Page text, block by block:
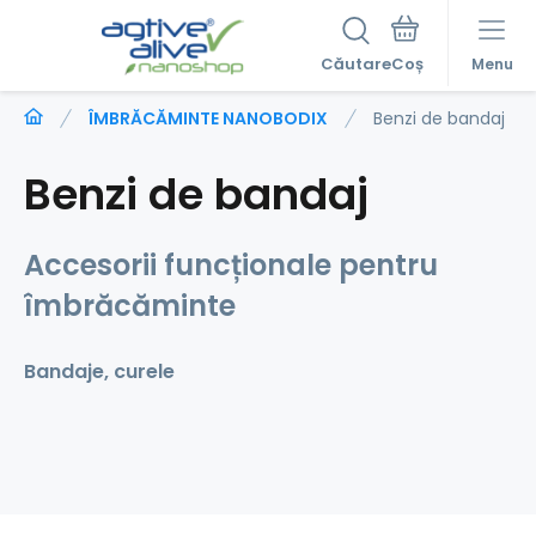
Căutare Menu
ÎMBRĂCĂMINTE NANOBODIX Benzi de bandaj
Benzi de bandaj
Accesorii funcționale pentru
îmbrăcăminte
Bandaje, curele